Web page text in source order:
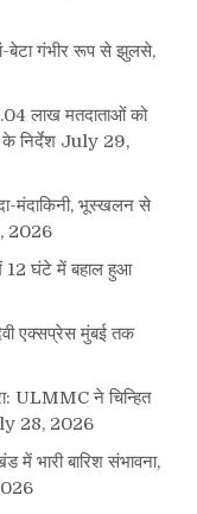
बेटा गंभीर रूप से झुलसे,
लाख मतदाताओं को
निर्देश July 29,
मंदाकिनी, भूस्खलन से
2026
में 12 घंटे में बहाल हुआ
एक्सप्रेस मुंबई तक
ULMMC ने चिन्हित
28, 2026
में भारी बारिश संभावना,